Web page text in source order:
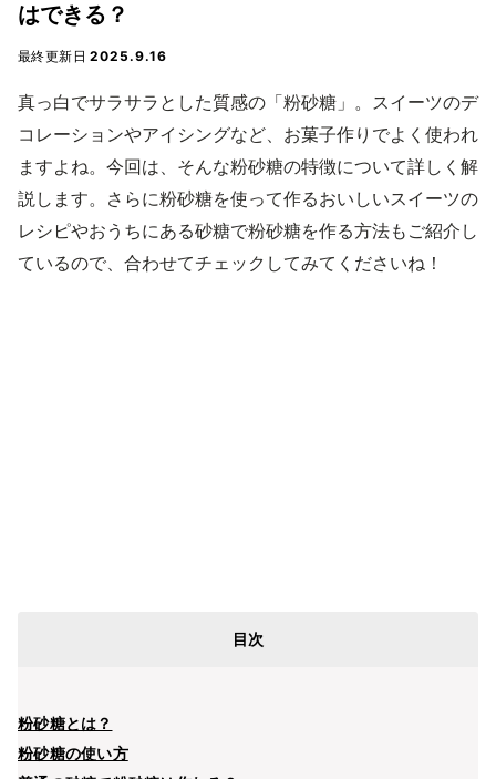
はできる？
最終更新日2025.9.16
真っ白でサラサラとした質感の「粉砂糖」。スイーツのデ
コレーションやアイシングなど、お菓子作りでよく使われ
ますよね。今回は、そんな粉砂糖の特徴について詳しく解
説します。さらに粉砂糖を使って作るおいしいスイーツの
レシピやおうちにある砂糖で粉砂糖を作る方法もご紹介し
ているので、合わせてチェックしてみてくださいね！
目次
粉砂糖とは？
粉砂糖の使い方